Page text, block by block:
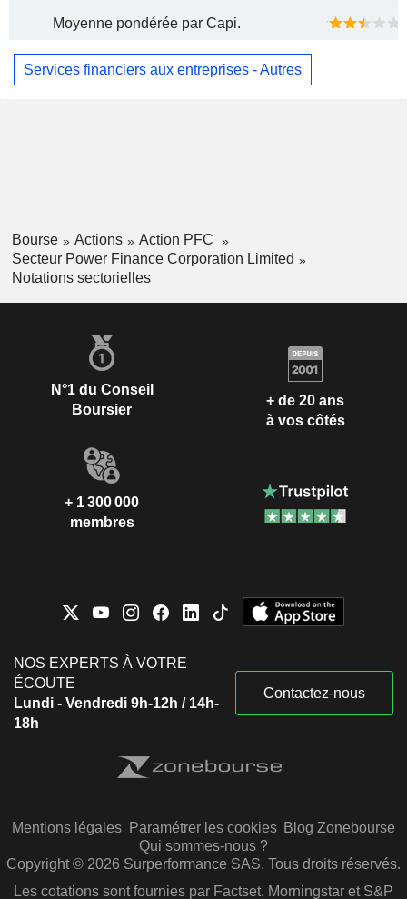
Moyenne pondérée par Capi.
Services financiers aux entreprises - Autres
Bourse Actions
Action PFC
Secteur Power Finance Corporation Limited
Notations sectorielles
N°1 du Conseil
Boursier
+ de 20 ans
à vos côtés
+ 1 300 000
membres
NOS EXPERTS À VOTRE
ÉCOUTE
Lundi - Vendredi 9h-12h / 14h-
18h
Contactez-nous
Mentions légales Paramétrer les cookies Blog Zonebourse
Qui sommes-nous ?
Copyright © 2026 Surperformance SAS. Tous droits réservés.
Les cotations sont fournies par Factset, Morningstar et S&P